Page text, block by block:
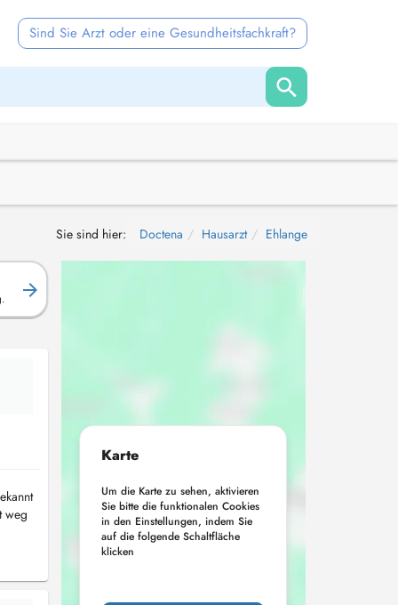
Sind Sie Arzt oder eine Gesundheitsfachkraft?
Sie sind hier: Doctena Hausarzt Ehlange
weg
Karte
Um die Karte zu sehen, aktivieren
Sie bitte die funktionalen Cookies
in den Einstellungen, indem Sie
auf die folgende Schaltfläche
klicken